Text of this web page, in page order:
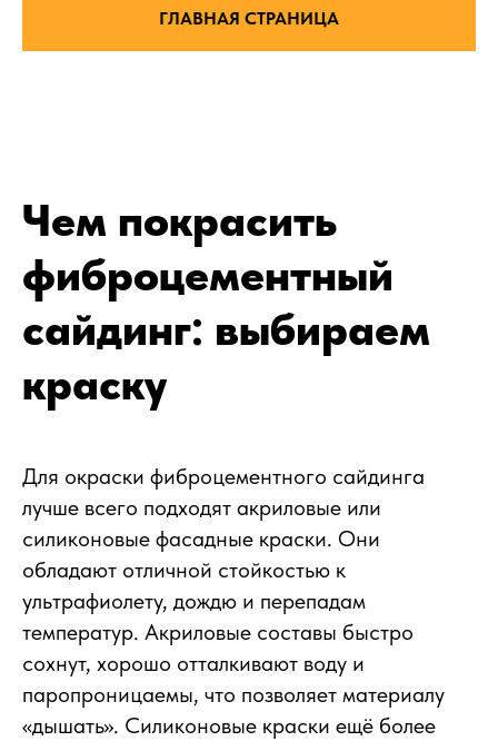
ГЛАВНАЯ СТРАНИЦА
Чем покрасить
фиброцементный
сайдинг: выбираем
краску
Для окраски фиброцементного сайдинга
лучше всего подходят акриловые или
силиконовые фасадные краски. Они
обладают отличной стойкостью к
ультрафиолету, дождю и перепадам
температур. Акриловые составы быстро
сохнут, хорошо отталкивают воду и
паропроницаемы, что позволяет материалу
«дышать». Силиконовые краски ещё более